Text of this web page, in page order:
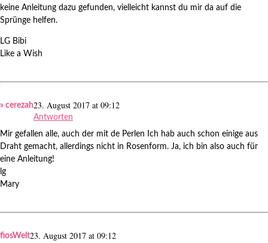
keine Anleitung dazu gefunden, vielleicht kannst du mir da auf die
Sprünge helfen.
LG Bibi
Like a Wish
» cerezah23. August 2017 at 09:12
Antworten
Mir gefallen alle, auch der mit de Perlen Ich hab auch schon einige aus
Draht gemacht, allerdings nicht in Rosenform. Ja, ich bin also auch für
eine Anleitung!
lg
Mary
fiosWelt23. August 2017 at 09:12